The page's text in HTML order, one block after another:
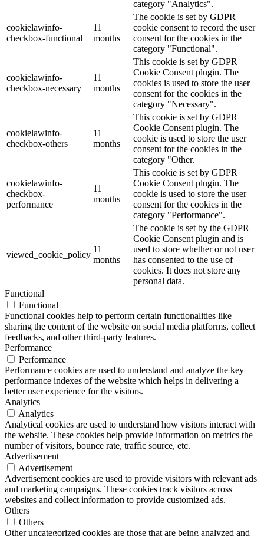
category "Analytics".
cookielawinfo-
checkbox-functional
11
months
The cookie is set by GDPR
cookie consent to record the user
consent for the cookies in the
category "Functional".
cookielawinfo-
checkbox-necessary
11
months
This cookie is set by GDPR
Cookie Consent plugin. The
cookies is used to store the user
consent for the cookies in the
category "Necessary".
cookielawinfo-
checkbox-others
11
months
This cookie is set by GDPR
Cookie Consent plugin. The
cookie is used to store the user
consent for the cookies in the
category "Other.
cookielawinfo-
checkbox-
performance
11
months
This cookie is set by GDPR
Cookie Consent plugin. The
cookie is used to store the user
consent for the cookies in the
category "Performance".
viewed_cookie_policy
11
months
The cookie is set by the GDPR
Cookie Consent plugin and is
used to store whether or not user
has consented to the use of
cookies. It does not store any
personal data.
Functional
Functional
Functional cookies help to perform certain functionalities like
sharing the content of the website on social media platforms, collect
feedbacks, and other third-party features.
Performance
Performance
Performance cookies are used to understand and analyze the key
performance indexes of the website which helps in delivering a
better user experience for the visitors.
Analytics
Analytics
Analytical cookies are used to understand how visitors interact with
the website. These cookies help provide information on metrics the
number of visitors, bounce rate, traffic source, etc.
Advertisement
Advertisement
Advertisement cookies are used to provide visitors with relevant ads
and marketing campaigns. These cookies track visitors across
websites and collect information to provide customized ads.
Others
Others
Other uncategorized cookies are those that are being analyzed and